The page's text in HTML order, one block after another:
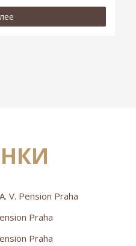
A. V. Pension Praha
Praha
Praha